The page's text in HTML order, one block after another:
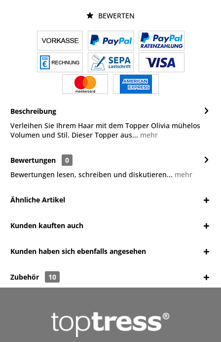
BEWERTEN
Beschreibung
Verleihen Sie Ihrem Haar mit dem Topper Olivia mühelos
Volumen und Stil. Dieser Topper aus... mehr
Bewertungen
0
Bewertungen lesen, schreiben und diskutieren... mehr
Ähnliche Artikel
Kunden kauften auch
Kunden haben sich ebenfalls angesehen
Zubehör 10